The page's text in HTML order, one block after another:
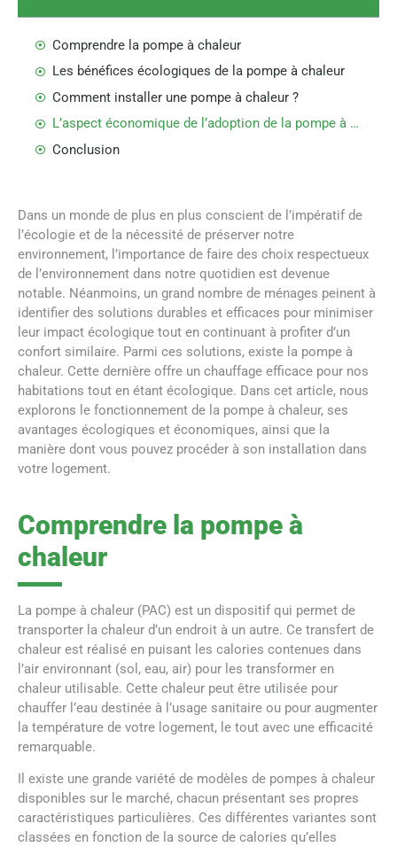
Comprendre la pompe à chaleur
Les bénéfices écologiques de la pompe à chaleur
Comment installer une pompe à chaleur ?
L’aspect économique de l’adoption de la pompe à chaleur
Conclusion
Dans un monde de plus en plus conscient de l’impératif de
l’écologie et de la nécessité de préserver notre
environnement, l’importance de faire des choix respectueux
de l’environnement dans notre quotidien est devenue
notable. Néanmoins, un grand nombre de ménages peinent à
identifier des solutions durables et efficaces pour minimiser
leur impact écologique tout en continuant à profiter d’un
confort similaire. Parmi ces solutions, existe la pompe à
chaleur. Cette dernière offre un chauffage efficace pour nos
habitations tout en étant écologique. Dans cet article, nous
explorons le fonctionnement de la pompe à chaleur, ses
avantages écologiques et économiques, ainsi que la
manière dont vous pouvez procéder à son installation dans
votre logement.
Comprendre la pompe à
chaleur
La pompe à chaleur (PAC) est un dispositif qui permet de
transporter la chaleur d’un endroit à un autre. Ce transfert de
chaleur est réalisé en puisant les calories contenues dans
l’air environnant (sol, eau, air) pour les transformer en
chaleur utilisable. Cette chaleur peut être utilisée pour
chauffer l’eau destinée à l’usage sanitaire ou pour augmenter
la température de votre logement, le tout avec une efficacité
remarquable.
Il existe une grande variété de modèles de pompes à chaleur
disponibles sur le marché, chacun présentant ses propres
caractéristiques particulières. Ces différentes variantes sont
classées en fonction de la source de calories qu’elles